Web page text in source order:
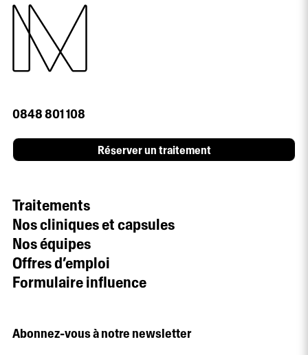
0848 801 108
Réserver un traitement
Traitements
Nos cliniques et capsules
Nos équipes
Offres d’emploi
Formulaire influence
Abonnez-vous à notre newsletter